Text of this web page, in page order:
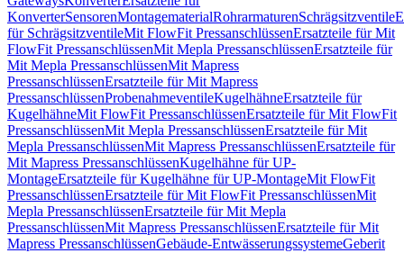
KonverterSensorenMontagematerialRohrarmaturenSchrägsitzventile
für SchrägsitzventileMit FlowFit PressanschlüssenErsatzteile für Mit
FlowFit PressanschlüssenMit Mepla PressanschlüssenErsatzteile für
Mit Mepla PressanschlüssenMit Mapress
PressanschlüssenErsatzteile für Mit Mapress
PressanschlüssenProbenahmeventileKugelhähneErsatzteile für
KugelhähneMit FlowFit PressanschlüssenErsatzteile für Mit FlowFit
PressanschlüssenMit Mepla PressanschlüssenErsatzteile für Mit
Mepla PressanschlüssenMit Mapress PressanschlüssenErsatzteile für
Mit Mapress PressanschlüssenKugelhähne für UP-
MontageErsatzteile für Kugelhähne für UP-MontageMit FlowFit
PressanschlüssenErsatzteile für Mit FlowFit PressanschlüssenMit
Mepla PressanschlüssenErsatzteile für Mit Mepla
PressanschlüssenMit Mapress PressanschlüssenErsatzteile für Mit
Mapress PressanschlüssenGebäude-EntwässerungssystemeGeberit